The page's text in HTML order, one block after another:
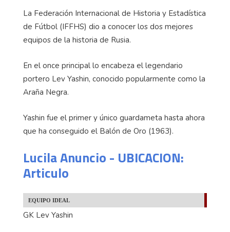
La Federación Internacional de Historia y Estadística
de Fútbol (IFFHS) dio a conocer los dos mejores
equipos de la historia de Rusia.
En el once principal lo encabeza el legendario
portero Lev Yashin, conocido popularmente como la
Araña Negra.
Yashin fue el primer y único guardameta hasta ahora
que ha conseguido el Balón de Oro (1963).
Lucila Anuncio - UBICACION:
Articulo
EQUIPO IDEAL
GK Lev Yashin